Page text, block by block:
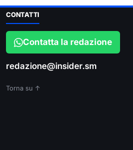
CONTATTI
Contatta la redazione
redazione@insider.sm
Torna su ↑